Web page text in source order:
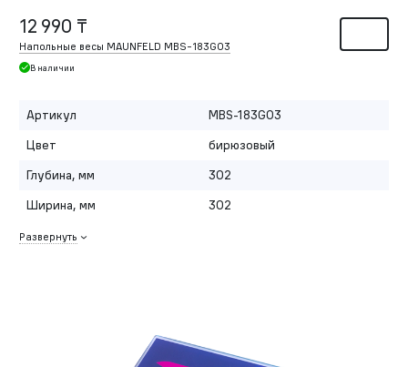
12 990 ₸
Напольные весы MAUNFELD MBS-183G03
В наличии
Артикул
MBS-183G03
Цвет
бирюзовый
Глубина, мм
302
Ширина, мм
302
Развернуть